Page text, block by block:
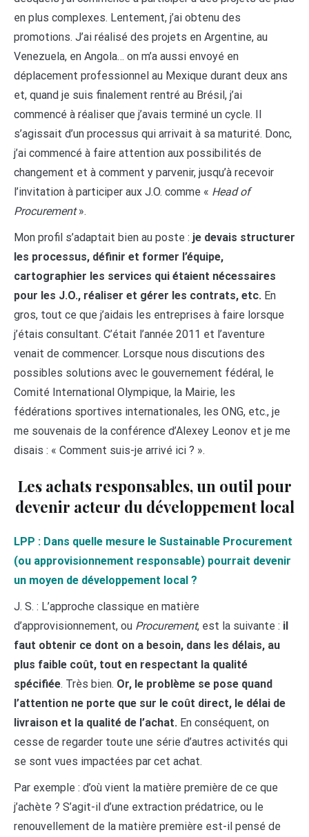
en plus complexes. Lentement, j’ai obtenu des
promotions. J’ai réalisé des projets en Argentine, au
Venezuela, en Angola… on m’a aussi envoyé en
déplacement professionnel au Mexique durant deux ans
et, quand je suis finalement rentré au Brésil, j’ai
commencé à réaliser que j’avais terminé un cycle. Il
s’agissait d’un processus qui arrivait à sa maturité. Donc,
j’ai commencé à faire attention aux possibilités de
changement et à comment y parvenir, jusqu’à recevoir
l’invitation à participer aux J.O. comme « Head of
Procurement».
Mon profil s’adaptait bien au poste : je devais structurer
les processus, définir et former l’équipe,
cartographier les services qui étaient nécessaires
pour les J.O., réaliser et gérer les contrats, etc. En
gros, tout ce que j’aidais les entreprises à faire lorsque
j’étais consultant. C’était l’année 2011 et l’aventure
venait de commencer. Lorsque nous discutions des
possibles solutions avec le gouvernement fédéral, le
Comité International Olympique, la Mairie, les
fédérations sportives internationales, les ONG, etc., je
me souvenais de la conférence d’Alexey Leonov et je me
disais : « Comment suis-je arrivé ici ? ».
Les achats responsables, un outil pour
devenir acteur du développement local
LPP : Dans quelle mesure le Sustainable Procurement
(ou approvisionnement responsable) pourrait devenir
un moyen de développement local ?
J. S. : L’approche classique en matière
d’approvisionnement, ou Procurement, est la suivante : il
faut obtenir ce dont on a besoin, dans les délais, au
plus faible coût, tout en respectant la qualité
spécifiée. Très bien. Or, le problème se pose quand
l’attention ne porte que sur le coût direct, le délai de
livraison et la qualité de l’achat. En conséquent, on
cesse de regarder toute une série d’autres activités qui
se sont vues impactées par cet achat.
Par exemple : d’où vient la matière première de ce que
j’achète ? S’agit-il d’une extraction prédatrice, ou le
renouvellement de la matière première est-il pensé de